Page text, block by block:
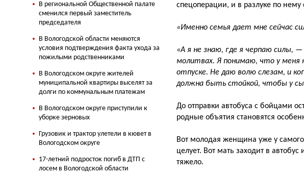
спецоперации, и в разлуке по нему
«Именно семья дает мне сейчас
«А я не знаю, где я черпаю силы, —
молитвах. Я понимаю, что у меня
отпуске. Не даю волю слезам, и
должна быть стойкой, чтобы у
До отправки автобуса с бойцами
родные объятия становятся
Вот молодая женщина уже у
целует. Вот мать заходит в
тяжело.
В региональной Общественной палате
сменился первый заместитель
председателя
В Вологодской области меняются
условия подтверждения факта ухода за
пожилыми родственниками
В Вологодском округе жителей
муниципальной квартиры выселят за
долги по коммунальным платежам
В Вологодском округе приступили к
уборке зерновых
Грузовик и трактор улетели в кювет в
Вологодском округе
17-летний подросток погиб в ДТП с
лосем в Вологодской области